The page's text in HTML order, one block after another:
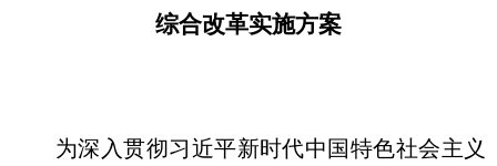
综合改革实施方案
为深入贯彻习近平新时代中国特色社会主义